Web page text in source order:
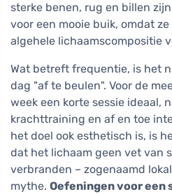
sterke benen, rug en billen
voor een mooie buik, omdat
algehele lichaamscompositie
Wat betreft frequentie, is het
dag "af te beulen". Voor de
week een korte sessie ideaal,
krachttraining en af en toe
het doel ook esthetisch is, is
dat het lichaam geen vet van
verbranden – zogenaamd
mythe. Oefeningen voor een